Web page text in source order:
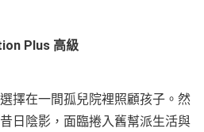
Plus 高級
擇在一間孤兒院裡照顧孩子。然
日陰影，面臨捲入舊幫派生活與